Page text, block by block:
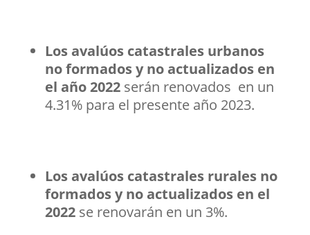
Los avalúos catastrales urbanos
no formados y no actualizados en
el año 2022 serán renovados en un
4.31% para el presente año 2023.
Los avalúos catastrales rurales no
formados y no actualizados en el
2022se renovarán en un 3%.